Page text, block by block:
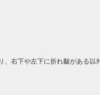
、右下や左下に折れ皺がある以